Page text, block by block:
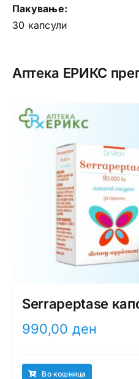
Пакување:
30 капсули
Аптека ЕРИКС
Serrapeptase
990,00 ден
Во кошница